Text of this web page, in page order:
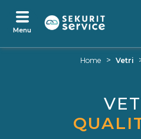
Vai
Vai
Menu
Home > Vetri